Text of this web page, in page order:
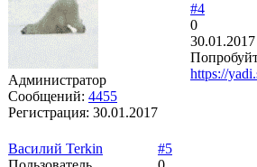
Администратор
Сообщений: 4455
Регистрация: 30.01.2017
#4
0
https://
Василий Terkin
#5